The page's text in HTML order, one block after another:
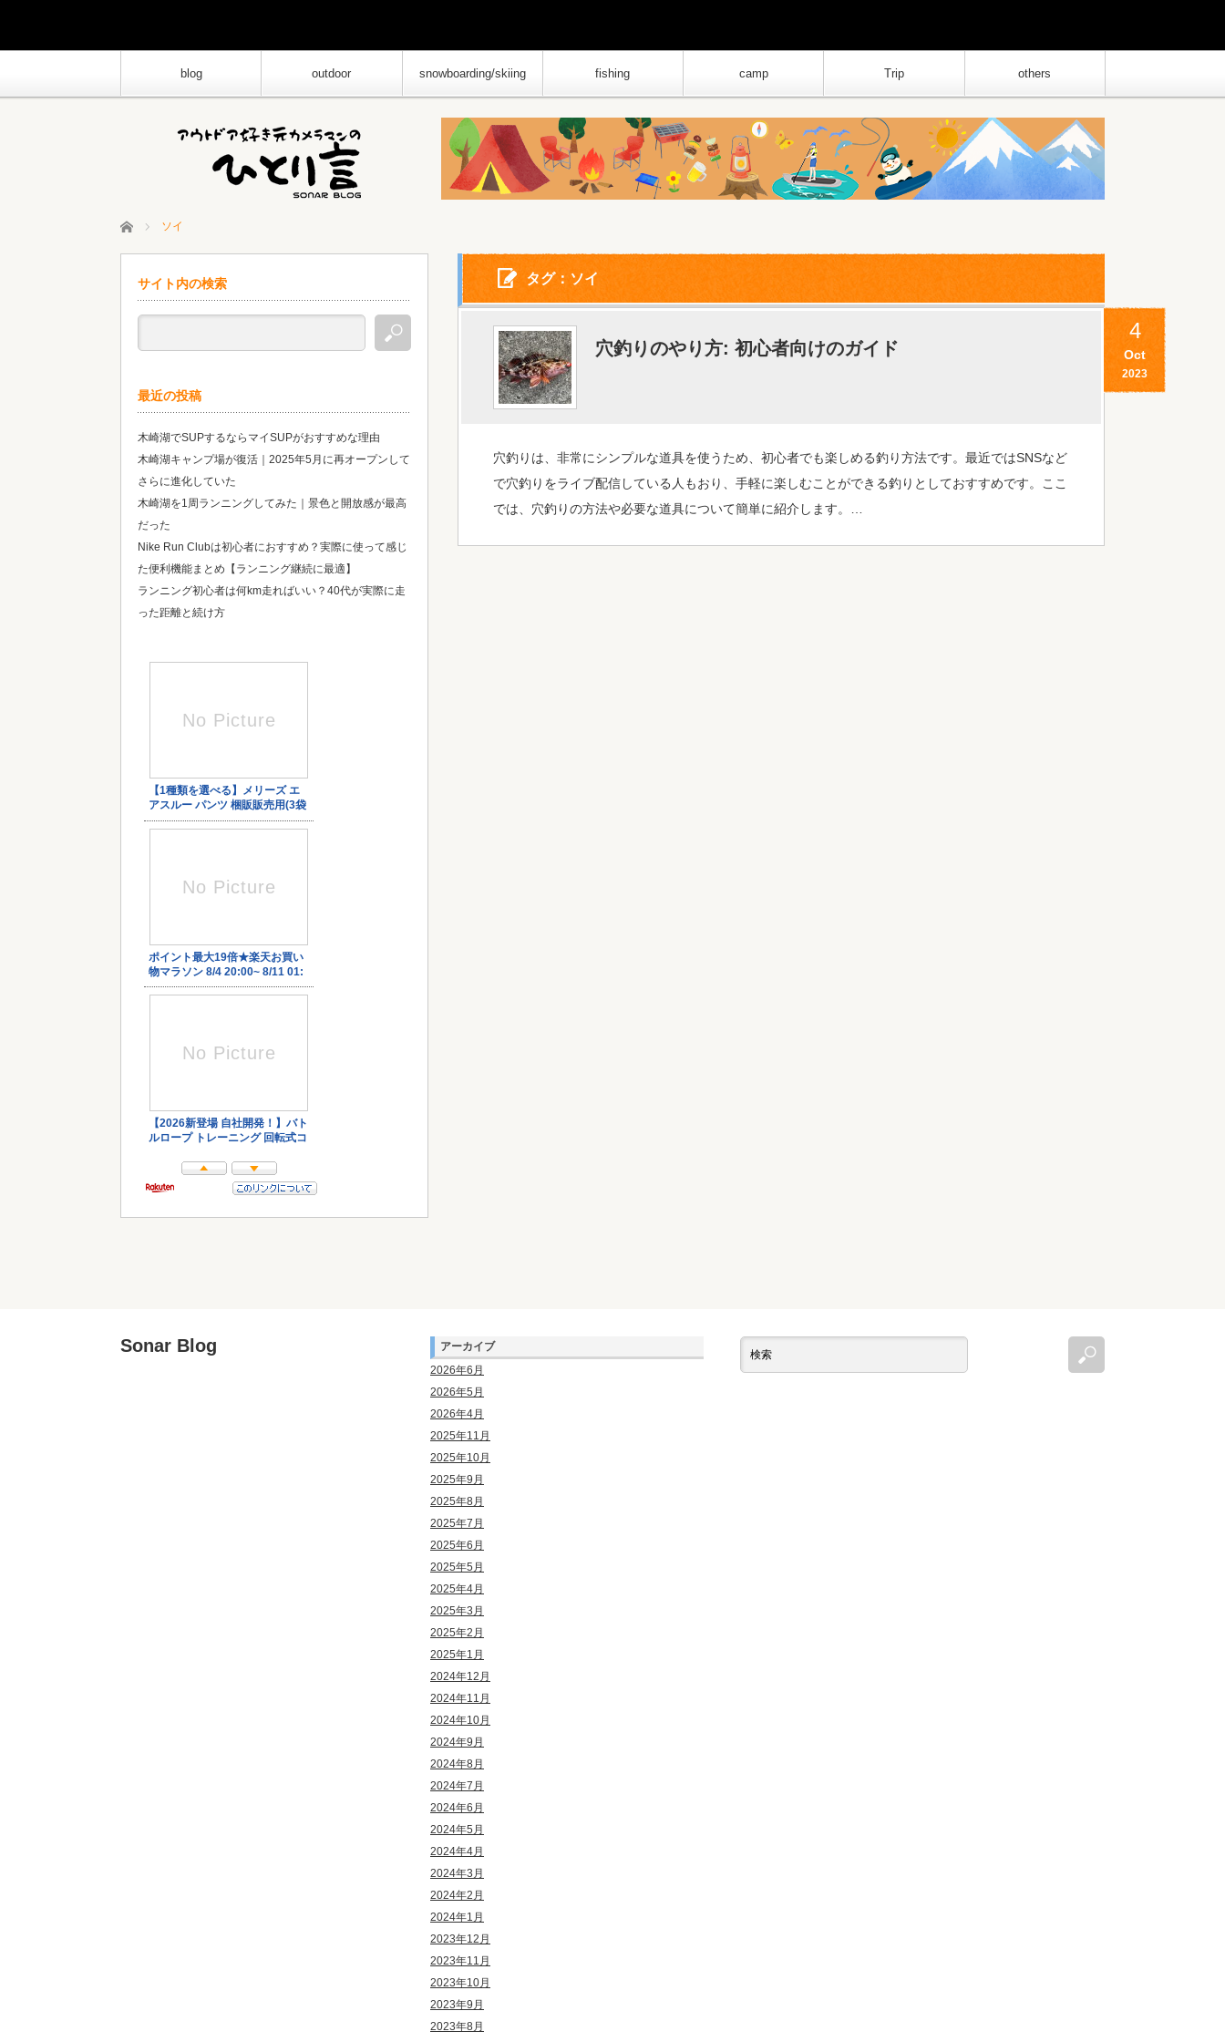
blog outdoor snowboarding/skiing fishing camp Trip others
ホーム ソイ
タグ：ソイ
4
Oct
2023
穴釣りのやり方: 初心者向けのガイド
穴釣りは、非常にシンプルな道具を使うため、初心者でも楽しめる釣り方法です。最近ではSNSなど
で穴釣りをライブ配信している人もおり、手軽に楽しむことができる釣りとしておすすめです。ここ
では、穴釣りの方法や必要な道具について簡単に紹介します。…
サイト内の検索
最近の投稿
木崎湖でSUPするならマイSUPがおすすめな理由
木崎湖キャンプ場が復活｜2025年5月に再オープンして
さらに進化していた
木崎湖を1周ランニングしてみた｜景色と開放感が最高
だった
Nike Run Clubは初心者におすすめ？実際に使って感じ
た便利機能まとめ【ランニング継続に最適】
ランニング初心者は何km走ればいい？40代が実際に走
った距離と続け方
Sonar Blog
アーカイブ
2026年6月
2026年5月
2026年4月
2025年11月
2025年10月
2025年9月
2025年8月
2025年7月
2025年6月
2025年5月
2025年4月
2025年3月
2025年2月
2025年1月
2024年12月
2024年11月
2024年10月
2024年9月
2024年8月
2024年7月
2024年6月
2024年5月
2024年4月
2024年3月
2024年2月
2024年1月
2023年12月
2023年11月
2023年10月
2023年9月
2023年8月